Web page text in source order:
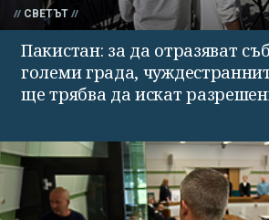
СВЕТЪТ
Пакистан: за да отразяват
големи града,
ще трябва да искат